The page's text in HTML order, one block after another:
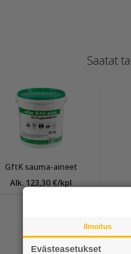
Saatat
GftK sauma-aineet
Alk. 123,30 €/kpl
Ilmoitus
Evästeasetukset